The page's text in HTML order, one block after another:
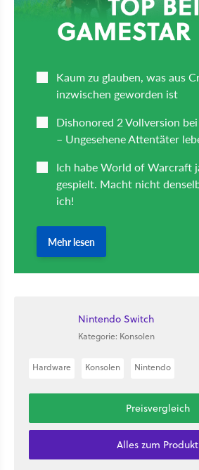
Nintendo Switch
Kategorie: Konsolen
Hardware Konsolen Nintendo
Preisvergleich
Alles zum Produkt